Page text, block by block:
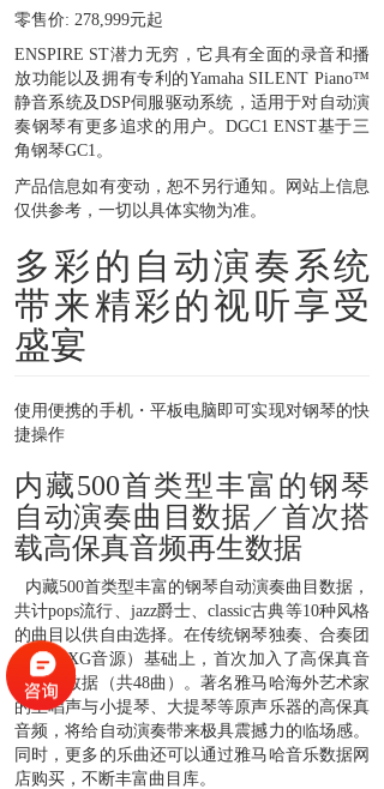
零售价: 278,999元起
ENSPIRE ST潜力无穷，它具有全面的录音和播
放功能以及拥有专利的Yamaha SILENT Piano™
静音系统及DSP伺服驱动系统，适用于对自动演
奏钢琴有更多追求的用户。DGC1 ENST基于三
角钢琴GC1。
产品信息如有变动，恕不另行通知。网站上信息
仅供参考，一切以具体实物为准。
多彩的自动演奏系统
带来精彩的视听享受
盛宴
使用便携的手机・平板电脑即可实现对钢琴的快
捷操作
内藏500首类型丰富的钢琴
自动演奏曲目数据／首次搭
载高保真音频再生数据
内藏500首类型丰富的钢琴自动演奏曲目数据，
共计pops流行、jazz爵士、classic古典等10种风格
的曲目以供自由选择。在传统钢琴独奏、合奏团
伴奏（XG音源）基础上，首次加入了高保真音
频再生数据（共48曲）。著名雅马哈海外艺术家
的主唱声与小提琴、大提琴等原声乐器的高保真
音频，将给自动演奏带来极具震撼力的临场感。
同时，更多的乐曲还可以通过雅马哈音乐数据网
店购买，不断丰富曲目库。